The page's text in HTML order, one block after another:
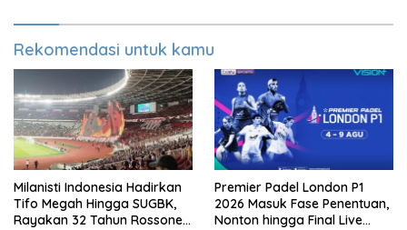
Rekomendasi untuk kamu
Milanisti Indonesia Hadirkan
Tifo Megah Hingga SUGBK,
Rayakan 32 Tahun Rossoneri
Premier Padel London P1
2026 Masuk Fase Penentuan,
Nonton hingga Final Live